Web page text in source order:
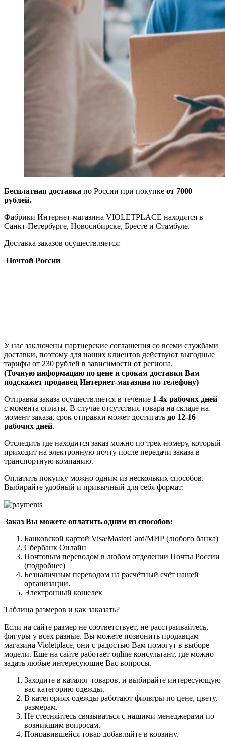
Бесплатная доставка по России при покупке от 7000
рублей.
Фабрики Интернет-магазина VIOLETPLACE находятся в
Санкт-Петербурге, Новосибирске, Бресте и Стамбуле.
Доставка заказов осуществляется:
Почтой России
У нас заключены партнерские соглашения со всеми службами
доставки, поэтому для наших клиентов действуют выгодные
тарифы от 230 рублей в зависимости от региона.
(Точную информацию по цене и срокам доставки Вам
подскажет продавец Интернет-магазина по телефону)
Отправка заказа осуществляется в течение 1-4х рабочих дней
с момента оплаты. В случае отсутствия товара на складе на
момент заказа, срок отправки может достигать до 12-16
рабочих дней.
Отследить где находится заказ можно по трек-номеру, который
приходит на электронную почту после передачи заказа в
транспортную компанию.
Оплатить покупку можно одним из нескольких способов.
Выбирайте удобный и привычный для себя формат:
Заказ Вы можете оплатить одним из способов:
Банковской картой Visa/MasterCard/МИР (любого банка)
Сбербанк Онлайн
Почтовым переводом в любом отделении Почты России
(подробнее)
Безналичным переводом на расчётный счёт нашей
организации.
Электронный кошелек
Таблица размеров и как заказать?
Если на сайте размер не соответствует, не расстраивайтесь,
фигуры у всех разные. Вы можете позвонить продавцам
магазина Violetplace, они с радостью Вам помогут в выборе
модели. Еще на сайте работает online консультант, где можно
задать любые интересующие Вас вопросы.
Заходите в каталог товаров, и выбирайте интересующую
вас категорию одежды.
В категориях одежды работают фильтры по цене, цвету,
размерам.
Не стесняйтесь связываться с нашими менеджерами по
возникшим вопросам.
Понравившейся товар добавляйте в корзину.